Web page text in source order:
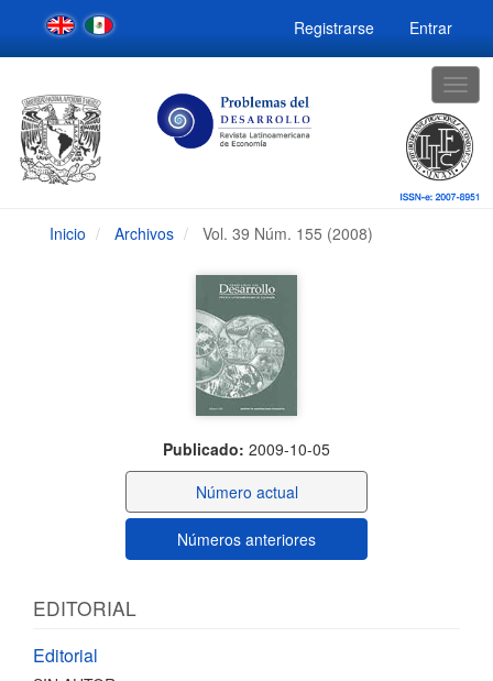
Navegación
principal
Contenido
Barra
lateral
Registrarse Entrar
Inicio Archivos Vol. 39 Núm. 155 (2008)
Publicado: 2009-10-05
Número actual
Números anteriores
EDITORIAL
Editorial